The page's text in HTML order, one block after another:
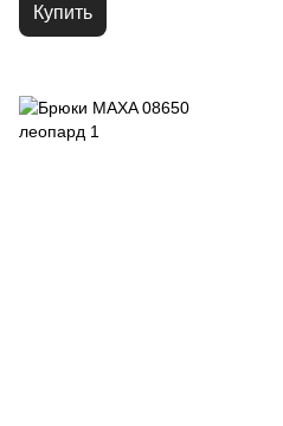
Купить